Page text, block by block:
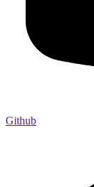
Github